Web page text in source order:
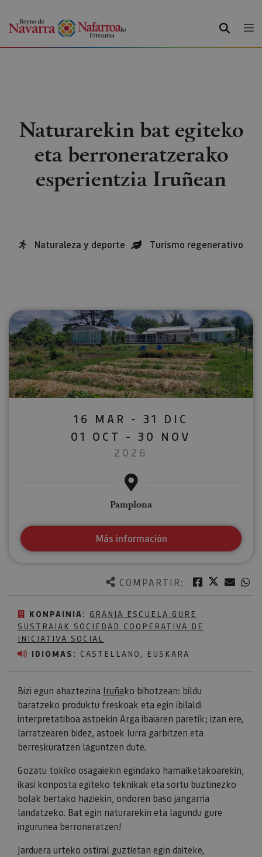
BILATU
Naturarekin bat egiteko
eta berroneratzerako
esperientzia Iruñean
Naturaleza y deporte Turismo regenerativo
COMPARTIR: Facebook
Twitter
KONPAINIA: GRANJA ESCUELA GURE
SUSTRAIAK SOCIEDAD COOPERATIVA DE
INICIATIVA SOCIAL
IDIOMAS: CASTELLANO, EUSKARA
Bizi egun ahaztezina Iruñako bihotzean: bildu
baratzeko produktu freskoak eta egin ibilaldi
interpretatiboa astoekin Arga ibaiaren paretik; izan ere,
larratzearen bidez, astoek lurra garbitzen eta
berreskuratzen laguntzen dute.
Gozatu tokiko osagaiekin egindako hamaiketakoarekin,
ikasi konposta egiteko teknikak eta sortu buztinezko
bolak bertako haziekin, ondoren baso jangarria
landatzeko. Bat egin naturarekin eta lagundu gure
ingurunea berroneratzen!
Jarduera urteko ostiral guztietan egin daiteke,
16 MAR - 31 DIC
01 OCT - 30 NOV
2026
Pamplona
Más información